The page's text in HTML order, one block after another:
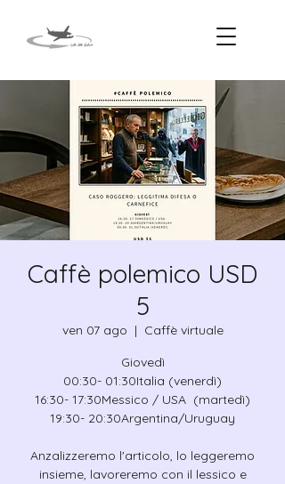
Caffè polemico USD
5
ven 07 ago
  |
Caffè virtuale
Giovedì
00:30- 01:30Italia (venerdì)
16:30- 17:30Messico / USA (martedì)
19:30- 20:30Argentina/Uruguay
Anzalizzeremo l'articolo, lo leggeremo
insieme, lavoreremo con il lessico e